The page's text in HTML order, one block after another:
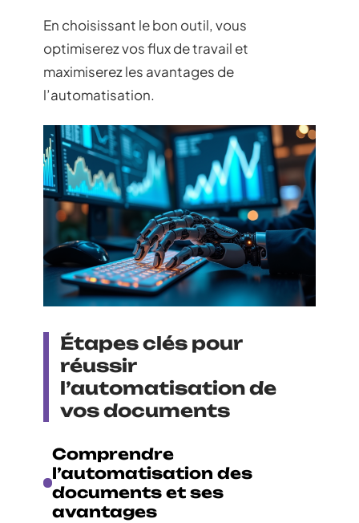
En choisissant le bon outil, vous
optimiserez vos flux de travail et
maximiserez les avantages de
l’automatisation.
Étapes clés pour
réussir
l’automatisation de
vos documents
Comprendre
l’automatisation des
documents et ses
avantages